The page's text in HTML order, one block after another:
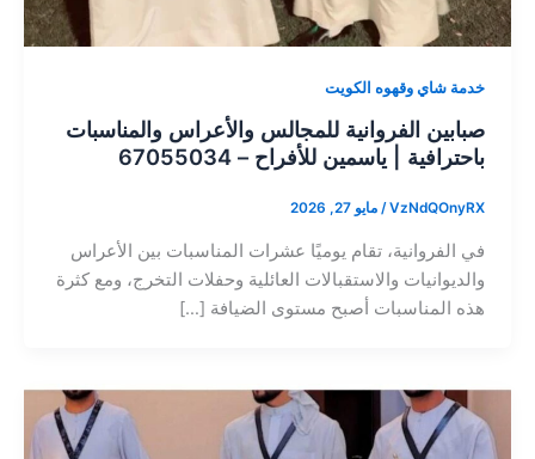
خدمة شاي وقهوه الكويت
صبابين الفروانية للمجالس والأعراس والمناسبات
باحترافية | ياسمين للأفراح – 67055034
VzNdQOnyRX
/ مايو 27, 2026
في الفروانية، تقام يوميًا عشرات المناسبات بين الأعراس
والديوانيات والاستقبالات العائلية وحفلات التخرج، ومع كثرة
هذه المناسبات أصبح مستوى الضيافة […]